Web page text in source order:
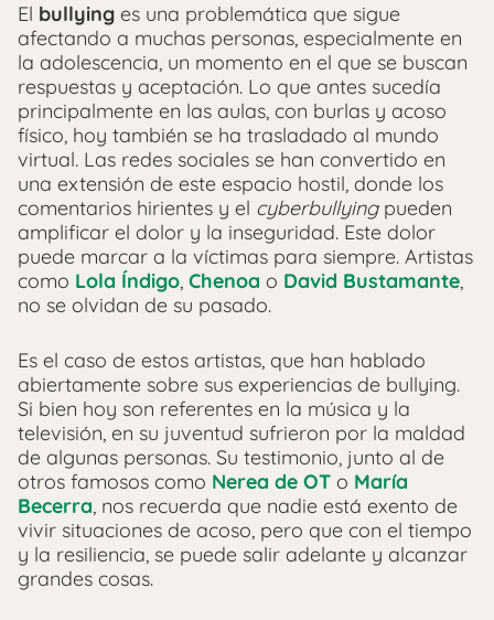
El bullying es una problemática que sigue
afectando a muchas personas, especialmente en
la adolescencia, un momento en el que se buscan
respuestas y aceptación. Lo que antes sucedía
principalmente en las aulas, con burlas y acoso
físico, hoy también se ha trasladado al mundo
virtual. Las redes sociales se han convertido en
una extensión de este espacio hostil, donde los
comentarios hirientes y el cyberbullyingpueden
amplificar el dolor y la inseguridad. Este dolor
puede marcar a la víctimas para siempre. Artistas
como Lola Índigo, Chenoa o David Bustamante,
no se olvidan de su pasado.
Es el caso de estos artistas, que han hablado
abiertamente sobre sus experiencias de bullying.
Si bien hoy son referentes en la música y la
televisión, en su juventud sufrieron por la maldad
de algunas personas. Su testimonio, junto al de
otros famosos como Nerea de OT o María
Becerra, nos recuerda que nadie está exento de
vivir situaciones de acoso, pero que con el tiempo
y la resiliencia, se puede salir adelante y alcanzar
grandes cosas.